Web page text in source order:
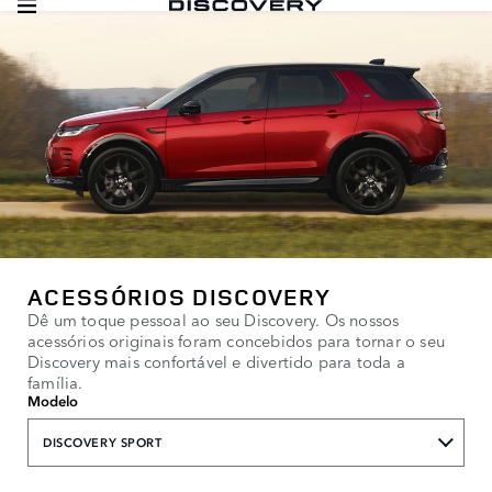
ACESSÓRIOS DISCOVERY
Dê um toque pessoal ao seu Discovery. Os nossos
acessórios originais foram concebidos para tornar o seu
Discovery mais confortável e divertido para toda a
família.
Modelo
DISCOVERY SPORT